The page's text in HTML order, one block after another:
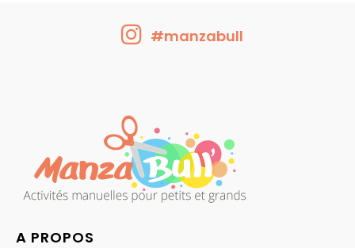
#manzabull
A PROPOS